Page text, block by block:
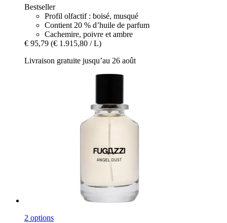
Bestseller
Profil olfactif : boisé, musqué
Contient 20 % d’huile de parfum
Cachemire, poivre et ambre
€ 95,79 (€ 1.915,80 / L)
Livraison gratuite jusqu’au 26 août
2 options